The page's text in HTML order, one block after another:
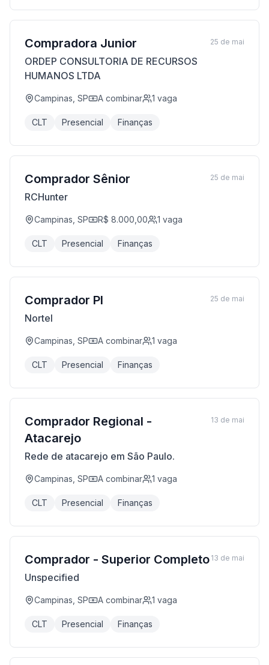
Compradora Junior
ORDEP CONSULTORIA DE RECURSOS
HUMANOS LTDA
Campinas, SP A combinar 1 vaga
CLT Presencial Finanças
25 de mai
Comprador Sênior
RCHunter
Campinas, SP R$ 8.000,00 1 vaga
CLT Presencial Finanças
25 de mai
Comprador Pl
Nortel
Campinas, SP A combinar 1 vaga
CLT Presencial Finanças
25 de mai
Comprador Regional -
Atacarejo
Rede de atacarejo em São Paulo.
Campinas, SP A combinar 1 vaga
CLT Presencial Finanças
13 de mai
Comprador - Superior Completo
Unspecified
Campinas, SP A combinar 1 vaga
CLT Presencial Finanças
13 de mai